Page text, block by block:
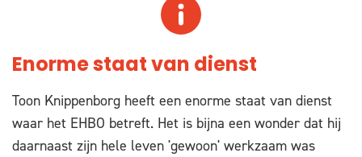
Enorme staat van dienst
Toon Knippenborg heeft een enorme staat van dienst
waar het EHBO betreft. Het is bijna een wonder dat hij
daarnaast zijn hele leven 'gewoon' werkzaam was